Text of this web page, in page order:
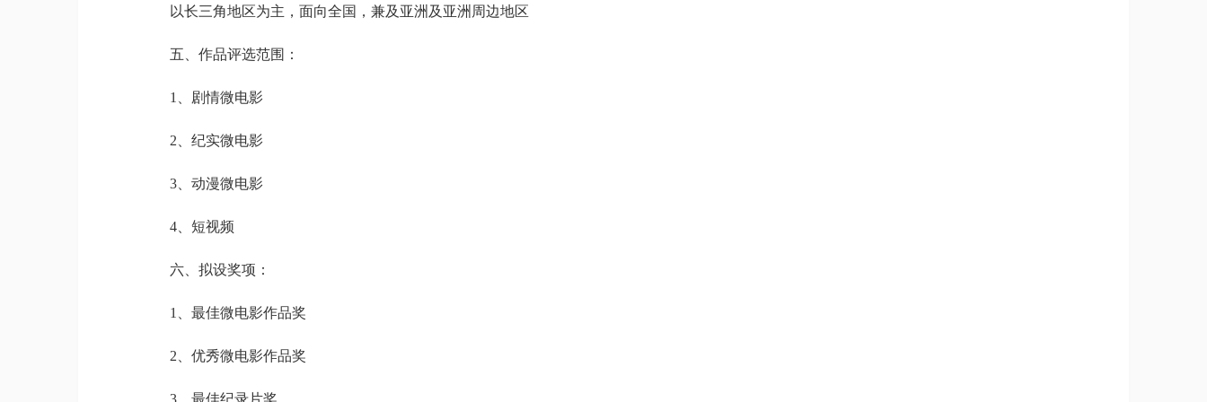
以长三角地区为主，面向全国，兼及亚洲及亚洲周边地区
五、作品评选范围：
1、剧情微电影
2、纪实微电影
3、动漫微电影
4、短视频
六、拟设奖项：
1、最佳微电影作品奖
2、优秀微电影作品奖
3、最佳纪录片奖